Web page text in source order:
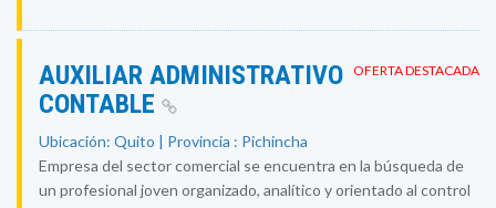
OFERTA DESTACADA
AUXILIAR ADMINISTRATIVO
CONTABLE
Ubicación: Quito | Provincia : Pichincha
Empresa del sector comercial se encuentra en la búsqueda de
un profesional joven organizado, analítico y orientado al control